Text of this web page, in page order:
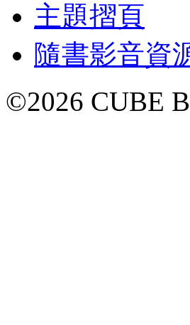
主題摺頁
隨書影音資
©2026 CUBE